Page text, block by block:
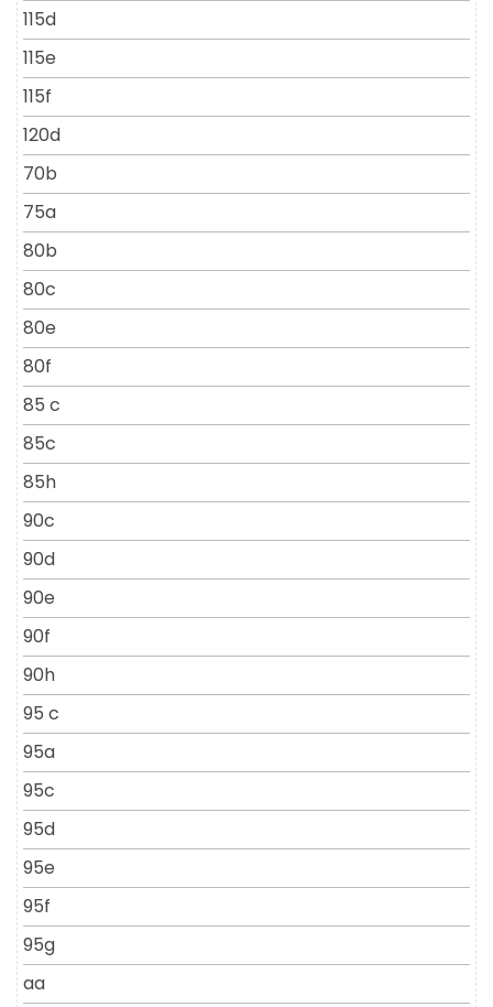
115d
115e
115f
120d
70b
75a
80b
80c
80e
80f
85 c
85c
85h
90c
90d
90e
90f
90h
95 c
95a
95c
95d
95e
95f
95g
aa